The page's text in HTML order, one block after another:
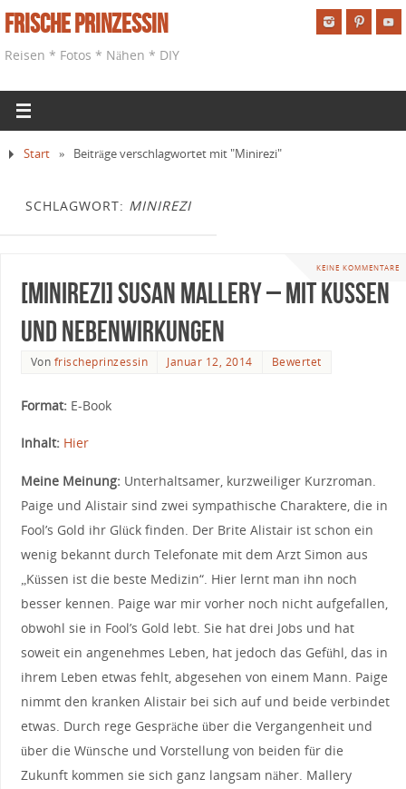
Frische Prinzessin
Reisen * Fotos * Nähen * DIY
Start » Beiträge verschlagwortet mit "Minirezi"
SCHLAGWORT: MINIREZI
KEINE KOMMENTARE
[Minirezi] Susan Mallery – Mit Küssen
und Nebenwirkungen
Von frischeprinzessin Januar 12, 2014 Bewertet
Format:E-Book
Inhalt: Hier
Meine Meinung: Unterhaltsamer, kurzweiliger Kurzroman.
Paige und Alistair sind zwei sympathische Charaktere, die in
Fool’s Gold ihr Glück finden. Der Brite Alistair ist schon ein
wenig bekannt durch Telefonate mit dem Arzt Simon aus
„Küssen ist die beste Medizin“. Hier lernt man ihn noch
besser kennen. Paige war mir vorher noch nicht aufgefallen,
obwohl sie in Fool’s Gold lebt. Sie hat drei Jobs und hat
soweit ein angenehmes Leben, hat jedoch das Gefühl, das in
ihrem Leben etwas fehlt, abgesehen von einem Mann. Paige
nimmt den kranken Alistair bei sich auf und beide verbindet
etwas. Durch rege Gespräche über die Vergangenheit und
über die Wünsche und Vorstellung von beiden für die
Zukunft kommen sie sich ganz langsam näher. Mallery